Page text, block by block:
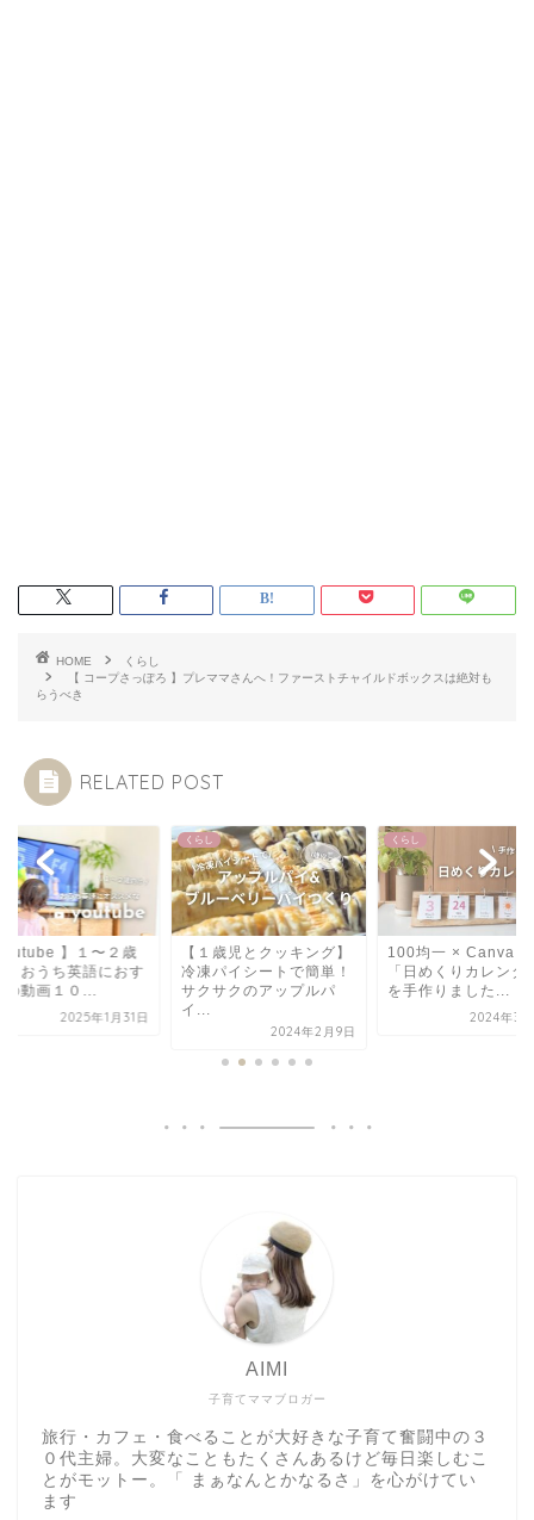
HOME
くらし
【 コープさっぽろ 】プレママさんへ！ファーストチャイルドボックスは絶対も
らうべき
RELATED POST
歳児とクッキング】
パイシートで簡単！
サクのアップルパ
くらし
100均一 × Canva で
「日めくりカレンダー」
を手作りました...
くらし
【ROYAL GREEN】
100%オーガニック
ナッツオイルを試...
2022年4
子育てママブロガー
AIMI
旅行・カフェ・食べることが大好きな子育て奮闘中の３
０代主婦。大変なこともたくさんあるけど毎日楽しむこ
とがモットー。「 まぁなんとかなるさ」を心がけてい
ます